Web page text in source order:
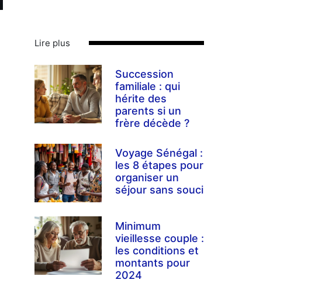
Lire plus
Succession
familiale : qui
hérite des
parents si un
frère décède ?
Voyage Sénégal :
les 8 étapes pour
organiser un
séjour sans souci
Minimum
vieillesse couple :
les conditions et
montants pour
2024